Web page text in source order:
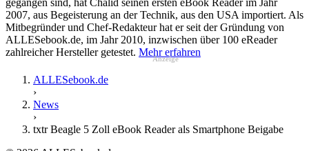
gegangen sind, hat Chalid seinen ersten eBook Reader im Jahr
2007, aus Begeisterung an der Technik, aus den USA importiert. Als
Mitbegründer und Chef-Redakteur hat er seit der Gründung von
ALLESebook.de, im Jahr 2010, inzwischen über 100 eReader
zahlreicher Hersteller getestet. Mehr erfahren
Anzeige
ALLESebook.de
›
News
›
txtr Beagle 5 Zoll eBook Reader als Smartphone Beigabe